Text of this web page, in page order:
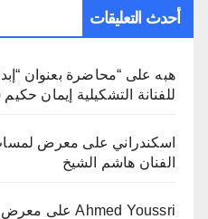
أحدث التعليقات
هبه على “محاضرة بعنوان
للفنانة التشكيلية إيمان حكيم
اسكندراني على معرض لمسات
الفنان هاشم الشيخ
Ahmed Youssriعلى معرض